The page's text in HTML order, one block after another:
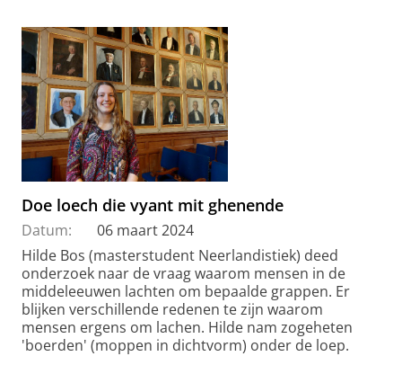
Doe loech die vyant mit ghenende
Datum:
06 maart 2024
Hilde Bos (masterstudent Neerlandistiek) deed
onderzoek naar de vraag waarom mensen in de
middeleeuwen lachten om bepaalde grappen. Er
blijken verschillende redenen te zijn waarom
mensen ergens om lachen. Hilde nam zogeheten
'boerden' (moppen in dichtvorm) onder de loep.